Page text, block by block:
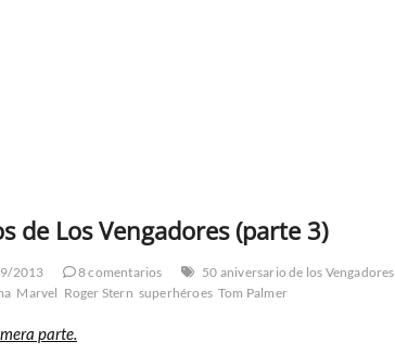
de Los Vengadores (parte 3)
2013 8 comentarios 50 aniversario de los Vengadores
Marvel Roger Stern superhéroes Tom Palmer
parte.